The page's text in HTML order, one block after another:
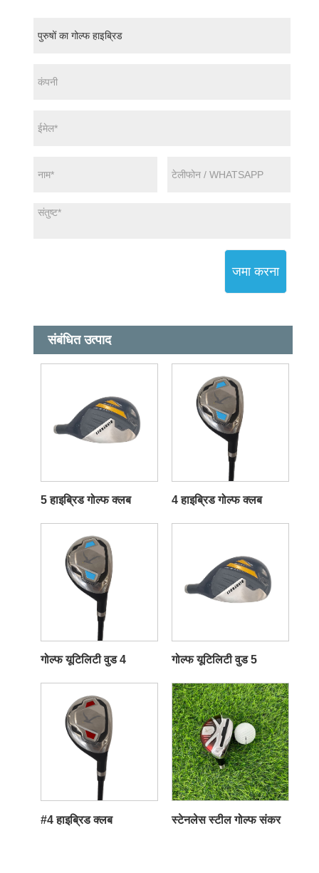
जमा करना
संबंधित उत्पाद
5 हाइब्रिड गोल्फ क्लब 4 हाइब्रिड गोल्फ क्लब
गोल्फ यूटिलिटी वुड 4 गोल्फ यूटिलिटी वुड 5
#4 हाइब्रिड क्लब स्टेनलेस स्टील गोल्फ संकर